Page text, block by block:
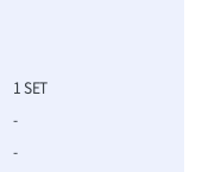
1 SET
-
-